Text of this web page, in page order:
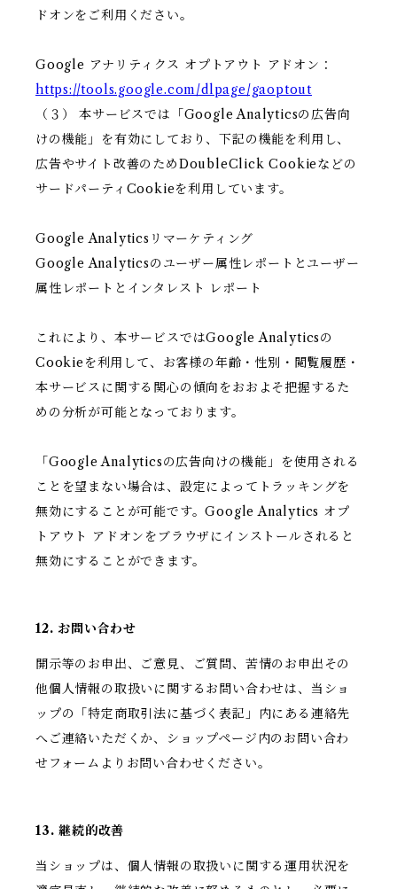
ドオンをご利用ください。
Google アナリティクス オプトアウト アドオン：
https://tools.google.com/dlpage/gaoptout
（３） 本サービスでは「Google Analyticsの広告向
けの機能」を有効にしており、下記の機能を利用し、
広告やサイト改善のためDoubleClick Cookieなどの
サードパーティCookieを利用しています。
Google Analyticsリマーケティング
Google Analyticsのユーザー属性レポートとユーザー
属性レポートとインタレスト レポート
これにより、本サービスではGoogle Analyticsの
Cookieを利用して、お客様の年齢・性別・閲覧履歴・
本サービスに関する関心の傾向をおおよそ把握するた
めの分析が可能となっております。
「Google Analyticsの広告向けの機能」を使用される
ことを望まない場合は、設定によってトラッキングを
無効にすることが可能です。Google Analytics オプ
トアウト アドオンをブラウザにインストールされると
無効にすることができます。
12. お問い合わせ
開示等のお申出、ご意見、ご質問、苦情のお申出その
他個人情報の取扱いに関するお問い合わせは、当ショ
ップの「特定商取引法に基づく表記」内にある連絡先
へご連絡いただくか、ショップページ内のお問い合わ
せフォームよりお問い合わせください。
13. 継続的改善
当ショップは、個人情報の取扱いに関する運用状況を